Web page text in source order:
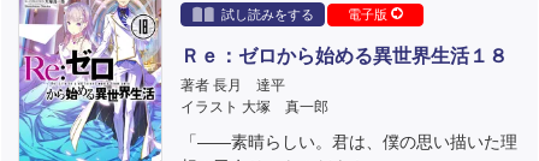
試し読みをする
電子版
Ｒｅ：ゼロから始める異世界生活１８
著者 長月 達平
イラスト 大塚 真一郎
「――素晴らしい。君は、僕の思い描いた理